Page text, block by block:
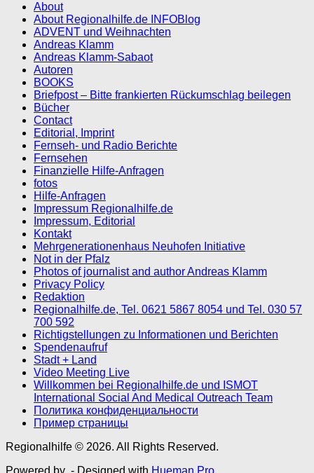
About
About Regionalhilfe.de INFOBlog
ADVENT und Weihnachten
Andreas Klamm
Andreas Klamm-Sabaot
Autoren
BOOKS
Briefpost – Bitte frankierten Rückumschlag beilegen
Bücher
Contact
Editorial, Imprint
Fernseh- und Radio Berichte
Fernsehen
Finanzielle Hilfe-Anfragen
fotos
Hilfe-Anfragen
Impressum Regionalhilfe.de
Impressum, Editorial
Kontakt
Mehrgenerationenhaus Neuhofen Initiative
Not in der Pfalz
Photos of journalist and author Andreas Klamm
Privacy Policy
Redaktion
Regionalhilfe.de, Tel. 0621 5867 8054 und Tel. 030 57
700 592
Richtigstellungen zu Informationen und Berichten
Spendenaufruf
Stadt + Land
Video Meeting Live
Willkommen bei Regionalhilfe.de und ISMOT
International Social And Medical Outreach Team
Политика конфиденциальности
Пример страницы
Regionalhilfe © 2026. All Rights Reserved.
Powered by - Designed with Hueman Pro